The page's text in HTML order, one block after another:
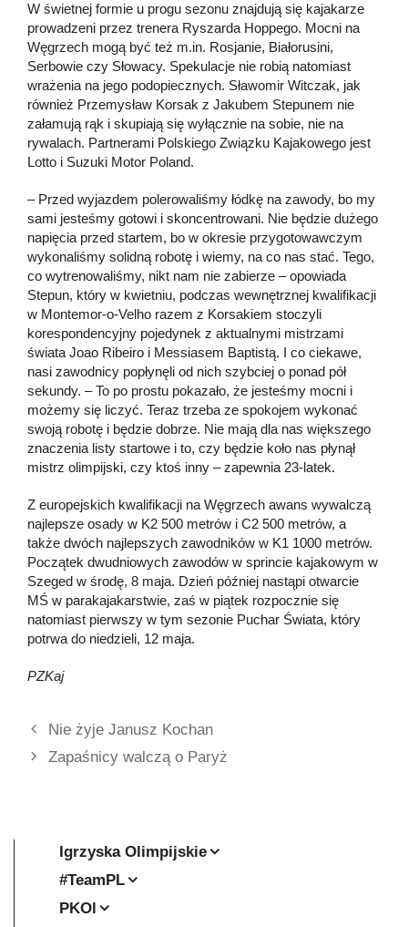
W świetnej formie u progu sezonu znajdują się kajakarze
prowadzeni przez trenera Ryszarda Hoppego. Mocni na
Węgrzech mogą być też m.in. Rosjanie, Białorusini,
Serbowie czy Słowacy. Spekulacje nie robią natomiast
wrażenia na jego podopiecznych. Sławomir Witczak, jak
również Przemysław Korsak z Jakubem Stepunem nie
załamują rąk i skupiają się wyłącznie na sobie, nie na
rywalach. Partnerami Polskiego Związku Kajakowego jest
Lotto i Suzuki Motor Poland.
– Przed wyjazdem polerowaliśmy łódkę na zawody, bo my
sami jesteśmy gotowi i skoncentrowani. Nie będzie dużego
napięcia przed startem, bo w okresie przygotowawczym
wykonaliśmy solidną robotę i wiemy, na co nas stać. Tego,
co wytrenowaliśmy, nikt nam nie zabierze – opowiada
Stepun, który w kwietniu, podczas wewnętrznej kwalifikacji
w Montemor-o-Velho razem z Korsakiem stoczyli
korespondencyjny pojedynek z aktualnymi mistrzami
świata Joao Ribeiro i Messiasem Baptistą. I co ciekawe,
nasi zawodnicy popłynęli od nich szybciej o ponad pół
sekundy. – To po prostu pokazało, że jesteśmy mocni i
możemy się liczyć. Teraz trzeba ze spokojem wykonać
swoją robotę i będzie dobrze. Nie mają dla nas większego
znaczenia listy startowe i to, czy będzie koło nas płynął
mistrz olimpijski, czy ktoś inny – zapewnia 23-latek.
Z europejskich kwalifikacji na Węgrzech awans wywalczą
najlepsze osady w K2 500 metrów i C2 500 metrów, a
także dwóch najlepszych zawodników w K1 1000 metrów.
Początek dwudniowych zawodów w sprincie kajakowym w
Szeged w środę, 8 maja. Dzień później nastąpi otwarcie
MŚ w parakajakarstwie, zaś w piątek rozpocznie się
natomiast pierwszy w tym sezonie Puchar Świata, który
potrwa do niedzieli, 12 maja.
PZKaj
Nie żyje Janusz Kochan
Zapaśnicy walczą o Paryż
Igrzyska Olimpijskie
#TeamPL
PKOl